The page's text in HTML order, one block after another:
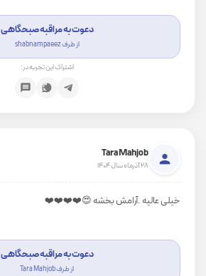
دعوت به مراقبه صبحگاهی
از طرف shabnam paeez
اشتراک این تجربه در:
Tara Mahjob
28 آذرماه سال 1404
خیلی عالیه .آرامش بخشه 😍❤️❤️❤️❤️
دعوت به مراقبه صبحگاهی
از طرف Tara Mahjob